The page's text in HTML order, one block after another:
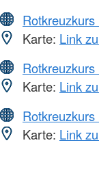
Karte: Link
Karte: Link
Rotkreuzkurs
Karte: Link